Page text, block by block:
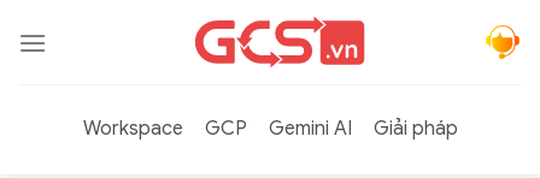
qua
Workspace
GCP Gemini AI Giải pháp